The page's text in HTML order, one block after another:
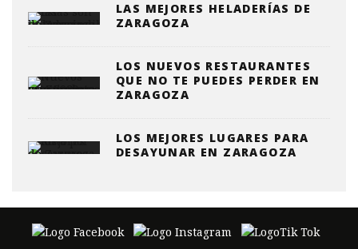
LAS MEJORES HELADERÍAS DE
ZARAGOZA
LOS NUEVOS RESTAURANTES
QUE NO TE PUEDES PERDER EN
ZARAGOZA
LOS MEJORES LUGARES PARA
DESAYUNAR EN ZARAGOZA